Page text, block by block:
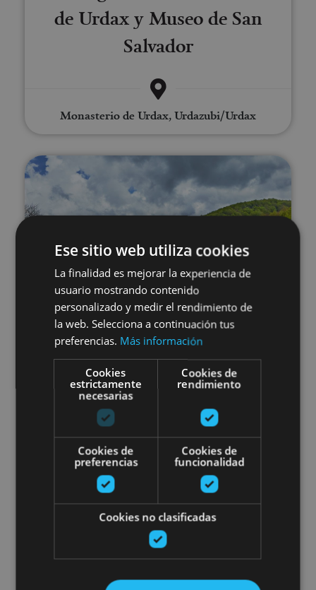
de Urdax y Museo de San
Salvador
Monasterio de Urdax, Urdazubi/Urdax
Visita guiada por las leyendas
01 ENE - 31 DIC
Visita guiada por las leyendas
e historia del Pirineo Navarro
Selva de Irati, Colegiata de Santa María de
Orreaga/Roncesvalles
Visita al Monasterio de Leyre
01 ENE - 31 DIC
Ese sitio web utiliza cookies
La finalidad es mejorar la experiencia de
usuario mostrando contenido
personalizado y medir el rendimiento de
la web. Selecciona a continuación tus
preferencias. Más información
Cookies
estrictamente
necesarias
Cookies de
rendimiento
Cookies de
preferencias
Cookies de
funcionalidad
Cookies no clasificadas